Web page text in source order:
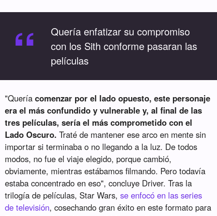
“
Quería enfatizar su compromiso
con los Sith conforme pasaran las
películas
"Queríacomenzar por el lado opuesto, este personaje
era el más confundido y vulnerable y, al final de las
tres películas, sería el más comprometido con el
Lado Oscuro. Traté de mantener ese arco en mente sin
importar si terminaba o no llegando a la luz. De todos
modos, no fue el viaje elegido, porque cambió,
obviamente, mientras estábamos filmando. Pero todavía
estaba concentrado en eso", concluye Driver. Tras la
trilogía de películas, Star Wars,se enfocó en las series
de televisión, cosechando gran éxito en este formato para